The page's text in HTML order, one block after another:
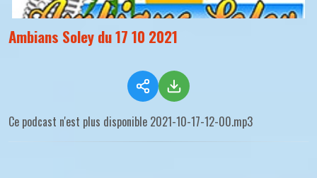
Ambians Soley du 17 10 2021
Ce podcast n'est plus disponible 2021-10-17-12-00.mp3